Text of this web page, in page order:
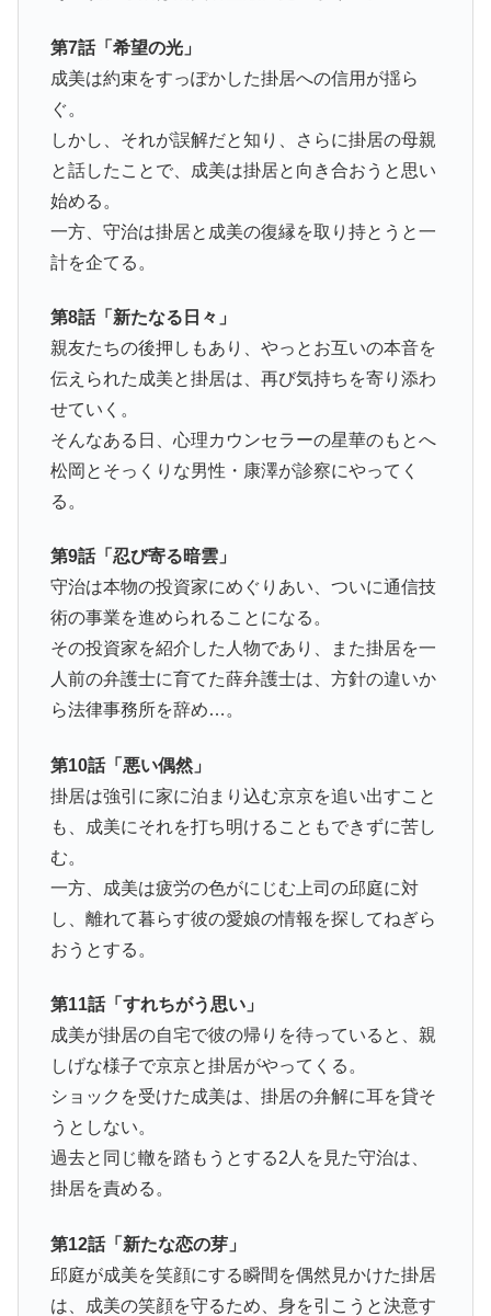
第7話「希望の光」
成美は約束をすっぽかした掛居への信用が揺ら
ぐ。
しかし、それが誤解だと知り、さらに掛居の母親
と話したことで、成美は掛居と向き合おうと思い
始める。
一方、守治は掛居と成美の復縁を取り持とうと一
計を企てる。
第8話「新たなる日々」
親友たちの後押しもあり、やっとお互いの本音を
伝えられた成美と掛居は、再び気持ちを寄り添わ
せていく。
そんなある日、心理カウンセラーの星華のもとへ
松岡とそっくりな男性・康澤が診察にやってく
る。
第9話「忍び寄る暗雲」
守治は本物の投資家にめぐりあい、ついに通信技
術の事業を進められることになる。
その投資家を紹介した人物であり、また掛居を一
人前の弁護士に育てた薛弁護士は、方針の違いか
ら法律事務所を辞め…。
第10話「悪い偶然」
掛居は強引に家に泊まり込む京京を追い出すこと
も、成美にそれを打ち明けることもできずに苦し
む。
一方、成美は疲労の色がにじむ上司の邱庭に対
し、離れて暮らす彼の愛娘の情報を探してねぎら
おうとする。
第11話「すれちがう思い」
成美が掛居の自宅で彼の帰りを待っていると、親
しげな様子で京京と掛居がやってくる。
ショックを受けた成美は、掛居の弁解に耳を貸そ
うとしない。
過去と同じ轍を踏もうとする2人を見た守治は、
掛居を責める。
第12話「新たな恋の芽」
邱庭が成美を笑顔にする瞬間を偶然見かけた掛居
は、成美の笑顔を守るため、身を引こうと決意す